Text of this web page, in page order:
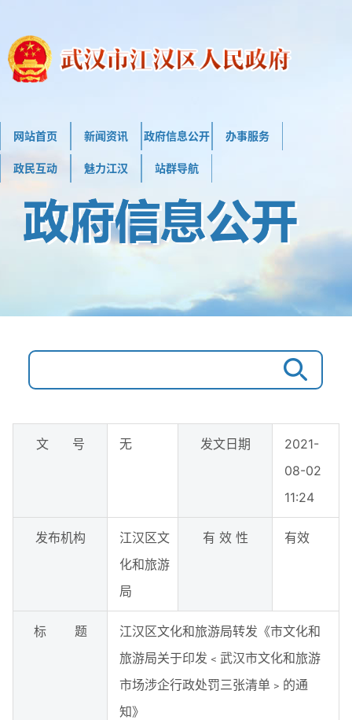
网站首页 新闻资讯 政府信息公开 办事服务
政民互动 魅力江汉 站群导航
文 号 无 发文日期
2021-
08-02
11:24
发布机构
江汉区文
化和旅游
局
有 效 性 有效
标 题
江汉区文化和旅游局转发《市文化和
旅游局关于印发﹤武汉市文化和旅游
市场涉企行政处罚三张清单﹥的通
知》